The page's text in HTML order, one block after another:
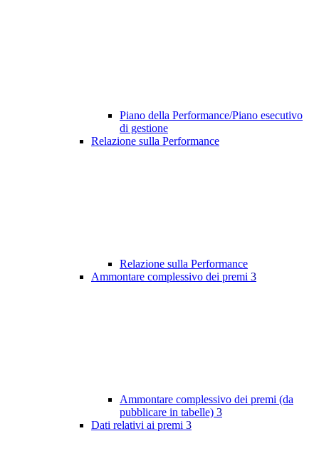
Piano della Performance/Piano esecutivo
di gestione
Relazione sulla Performance
Relazione sulla Performance
Ammontare complessivo dei premi 3
Ammontare complessivo dei premi (da
pubblicare in tabelle) 3
Dati relativi ai premi 3